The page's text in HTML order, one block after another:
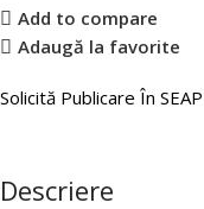
Add to compare
Adaugă la favorite
Solicită Publicare În SEAP
Descriere